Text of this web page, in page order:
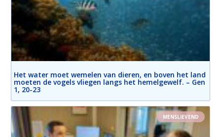
Het water moet wemelen van dieren, en boven het land
moeten de vogels vliegen langs het hemelgewelf. – Gen
1, 20-23
MENSLIEVEND